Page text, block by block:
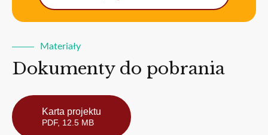
Materiały
Dokumenty do pobrania
Karta projektu
PDF, 12.5 MB